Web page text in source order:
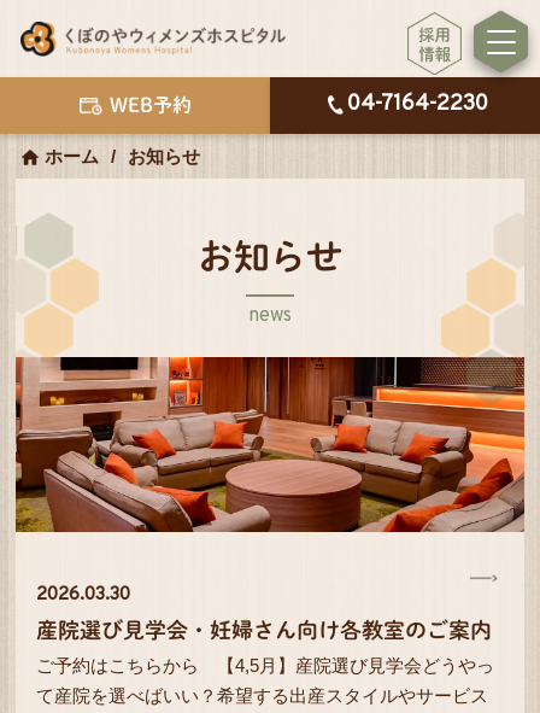
WEB予約 04-7164-2230
ホーム お知らせ
お知らせ
news
2026.03.30
産院選び見学会・妊婦さん向け各教室のご案内
ご予約はこちらから 【4,5月】産院選び見学会どうやっ
て産院を選べばいい？希望する出産スタイルやサービス